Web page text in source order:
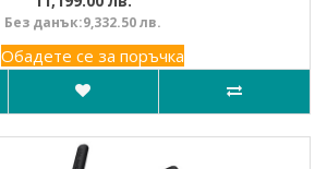
Без данък:9,332.50 лв.
Обадете се за поръчка